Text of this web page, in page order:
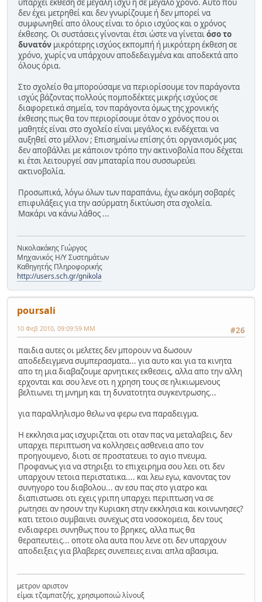
υπάρχει έκθεση σε μεγάλη ισχύ ή σε μεγάλο χρόνο. Αυτό που
δεν έχει μετρηθεί και δεν γνωρίζουμε ή δεν μπορεί να
συμφωνηθεί απο όλους είναι το όριο ισχύος και ο χρόνος
έκθεσης. Οι συστάσεις γίνονται έτσι ώστε να γίνεταιόσο το
δυνατόν μικρότερης ισχύος εκπομπή ή μικρότερη έκθεση σε
χρόνο, χωρίς να υπάρχουν αποδεδειγμένα και αποδεκτά απο
όλους όρια.
Στο σχολείο θα μπορούσαμε να περιορίσουμε τον παράγοντα
ισχύς βάζοντας πολλούς πομποδέκτες μικρής ισχύος σε
διαφορετικά σημεία, τον παράγοντα όμως της χρονικής
έκθεσης πως θα τον περιορίσουμε όταν ο χρόνος που οι
μαθητές είναι στο σχολείο είναι μεγάλος κι ενδέχεται να
αυξηθεί στο μέλλον ; Επισημαίνω επίσης ότι οργανισμός μας
δεν αποβάλλει με κάποιον τρόπο την ακτινοβολία που δέχεται
κι έτσι λειτουργεί σαν μπαταρία που συσσωρεύει
ακτινοβολία.
Προσωπικά, λόγω όλων των παραπάνω, έχω ακόμη σοβαρές
επιφυλάξεις για την ασύρματη δικτύωση στα σχολεία.
Μακάρι να κάνω λάθος ...
Νικολακάκης Γιώργος
Μηχανικός Η/Υ Συστημάτων
Καθηγητής Πληροφορικής
http://users.sch.gr/gnikola
poursali
#26
10 Φεβ 2010, 09:09:59 ΜΜ
παιδια αυτες οι μελετες δεν μπορουν να δωσουν
αποδεδειγμενα συμπερασματα... για αυτο και για τα κινητα
απο τη μια διαβαζουμε αρνητικες εκθεσεις, αλλα απο την αλλη
ερχονται και σου λενε οτι η χρηση τους σε ηλικιωμενους
βελτιωνει τη μνημη και τη δυνατοτητα συγκεντρωσης...
για παραλληλισμο θελω να φερω ενα παραδειγμα.
Η εκκλησια μας ισχυριζεται οτι οταν πας να μεταλαβεις, δεν
υπαρχει περιπτωση να κολλησεις ασθενεια απο τον
προηγουμενο, διοτι σε προστατευει το αγιο πνευμα.
Προφανως για να στηριξει το επιχειρημα σου λεει οτι δεν
υπαρχουν τετοια περιστατικα.... και λεω εγω, κανοντας τον
συνηγορο του διαβολου... αν εσυ πας στο γιατρο και
διαπιστωσει οτι εχεις γριπη υπαρχει περιπτωση να σε
ρωτησει αν ησουν την Κυριακη στην εκκλησια και κοινωνησες?
κατι τετοιο συμβαινει συνεχως στα νοσοκομεια, δεν τους
ενδιαφερει συνηθως που το βρηκες, αλλα πως θα
θεραπευτεις... οποτε ολα αυτα που λενε οτι δεν υπαρχουν
αποδειξεις για βλαβερες συνεπειες ειναι απλα αβασιμα.
μετρον αριστον
είμαι τζαμπατζής, χρησιμοποιώ λίνουξ